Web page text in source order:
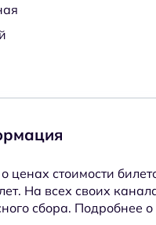
стоимости
На всех своих
сбора. Подробнее